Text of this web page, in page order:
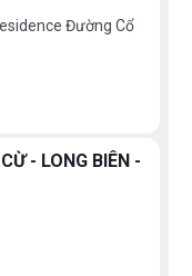
Đường Cổ
- LONG BIÊN -